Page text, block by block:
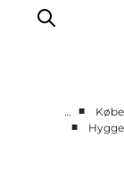
… ■
■